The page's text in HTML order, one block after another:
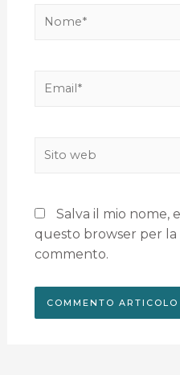
Salva il mio nome,
questo browser per la
commento.